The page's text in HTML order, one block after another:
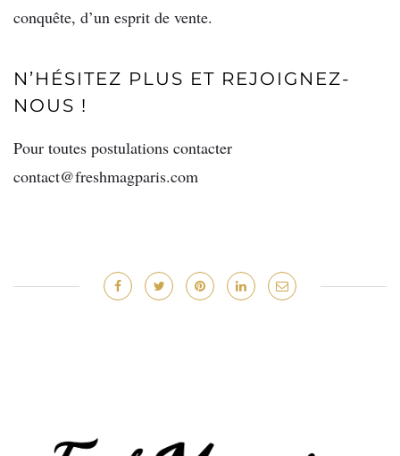
conquête, d’un esprit de vente.
N’HÉSITEZ PLUS ET REJOIGNEZ-
NOUS !
Pour toutes postulations contacter
contact@freshmagparis.com